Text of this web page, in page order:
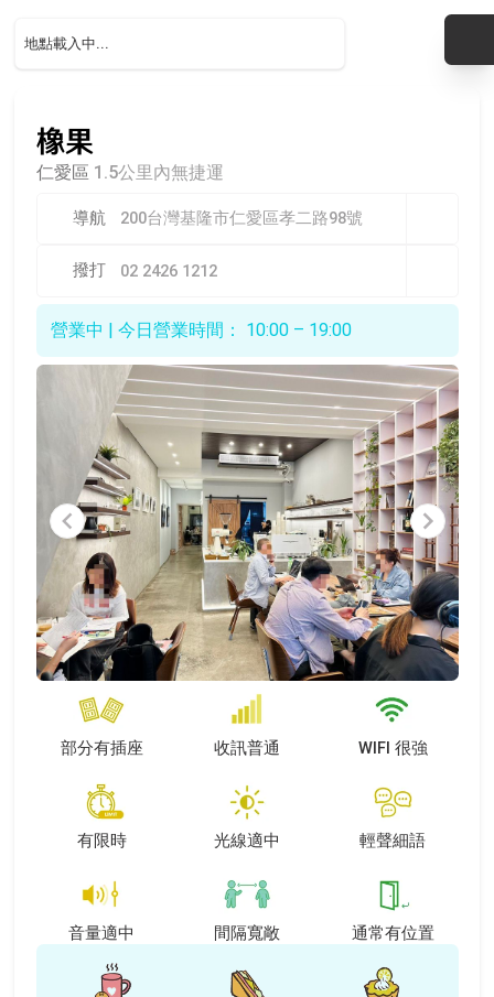
橡果
仁愛區 1.5公里內無捷運
導航 200台灣基隆市仁愛區孝二路98號
撥打 02 2426 1212
營業中 | 今日營業時間： 10:00 – 19:00
部分有插座 收訊普通 WIFI 很強
有限時 光線適中 輕聲細語
音量適中 間隔寬敞 通常有位置